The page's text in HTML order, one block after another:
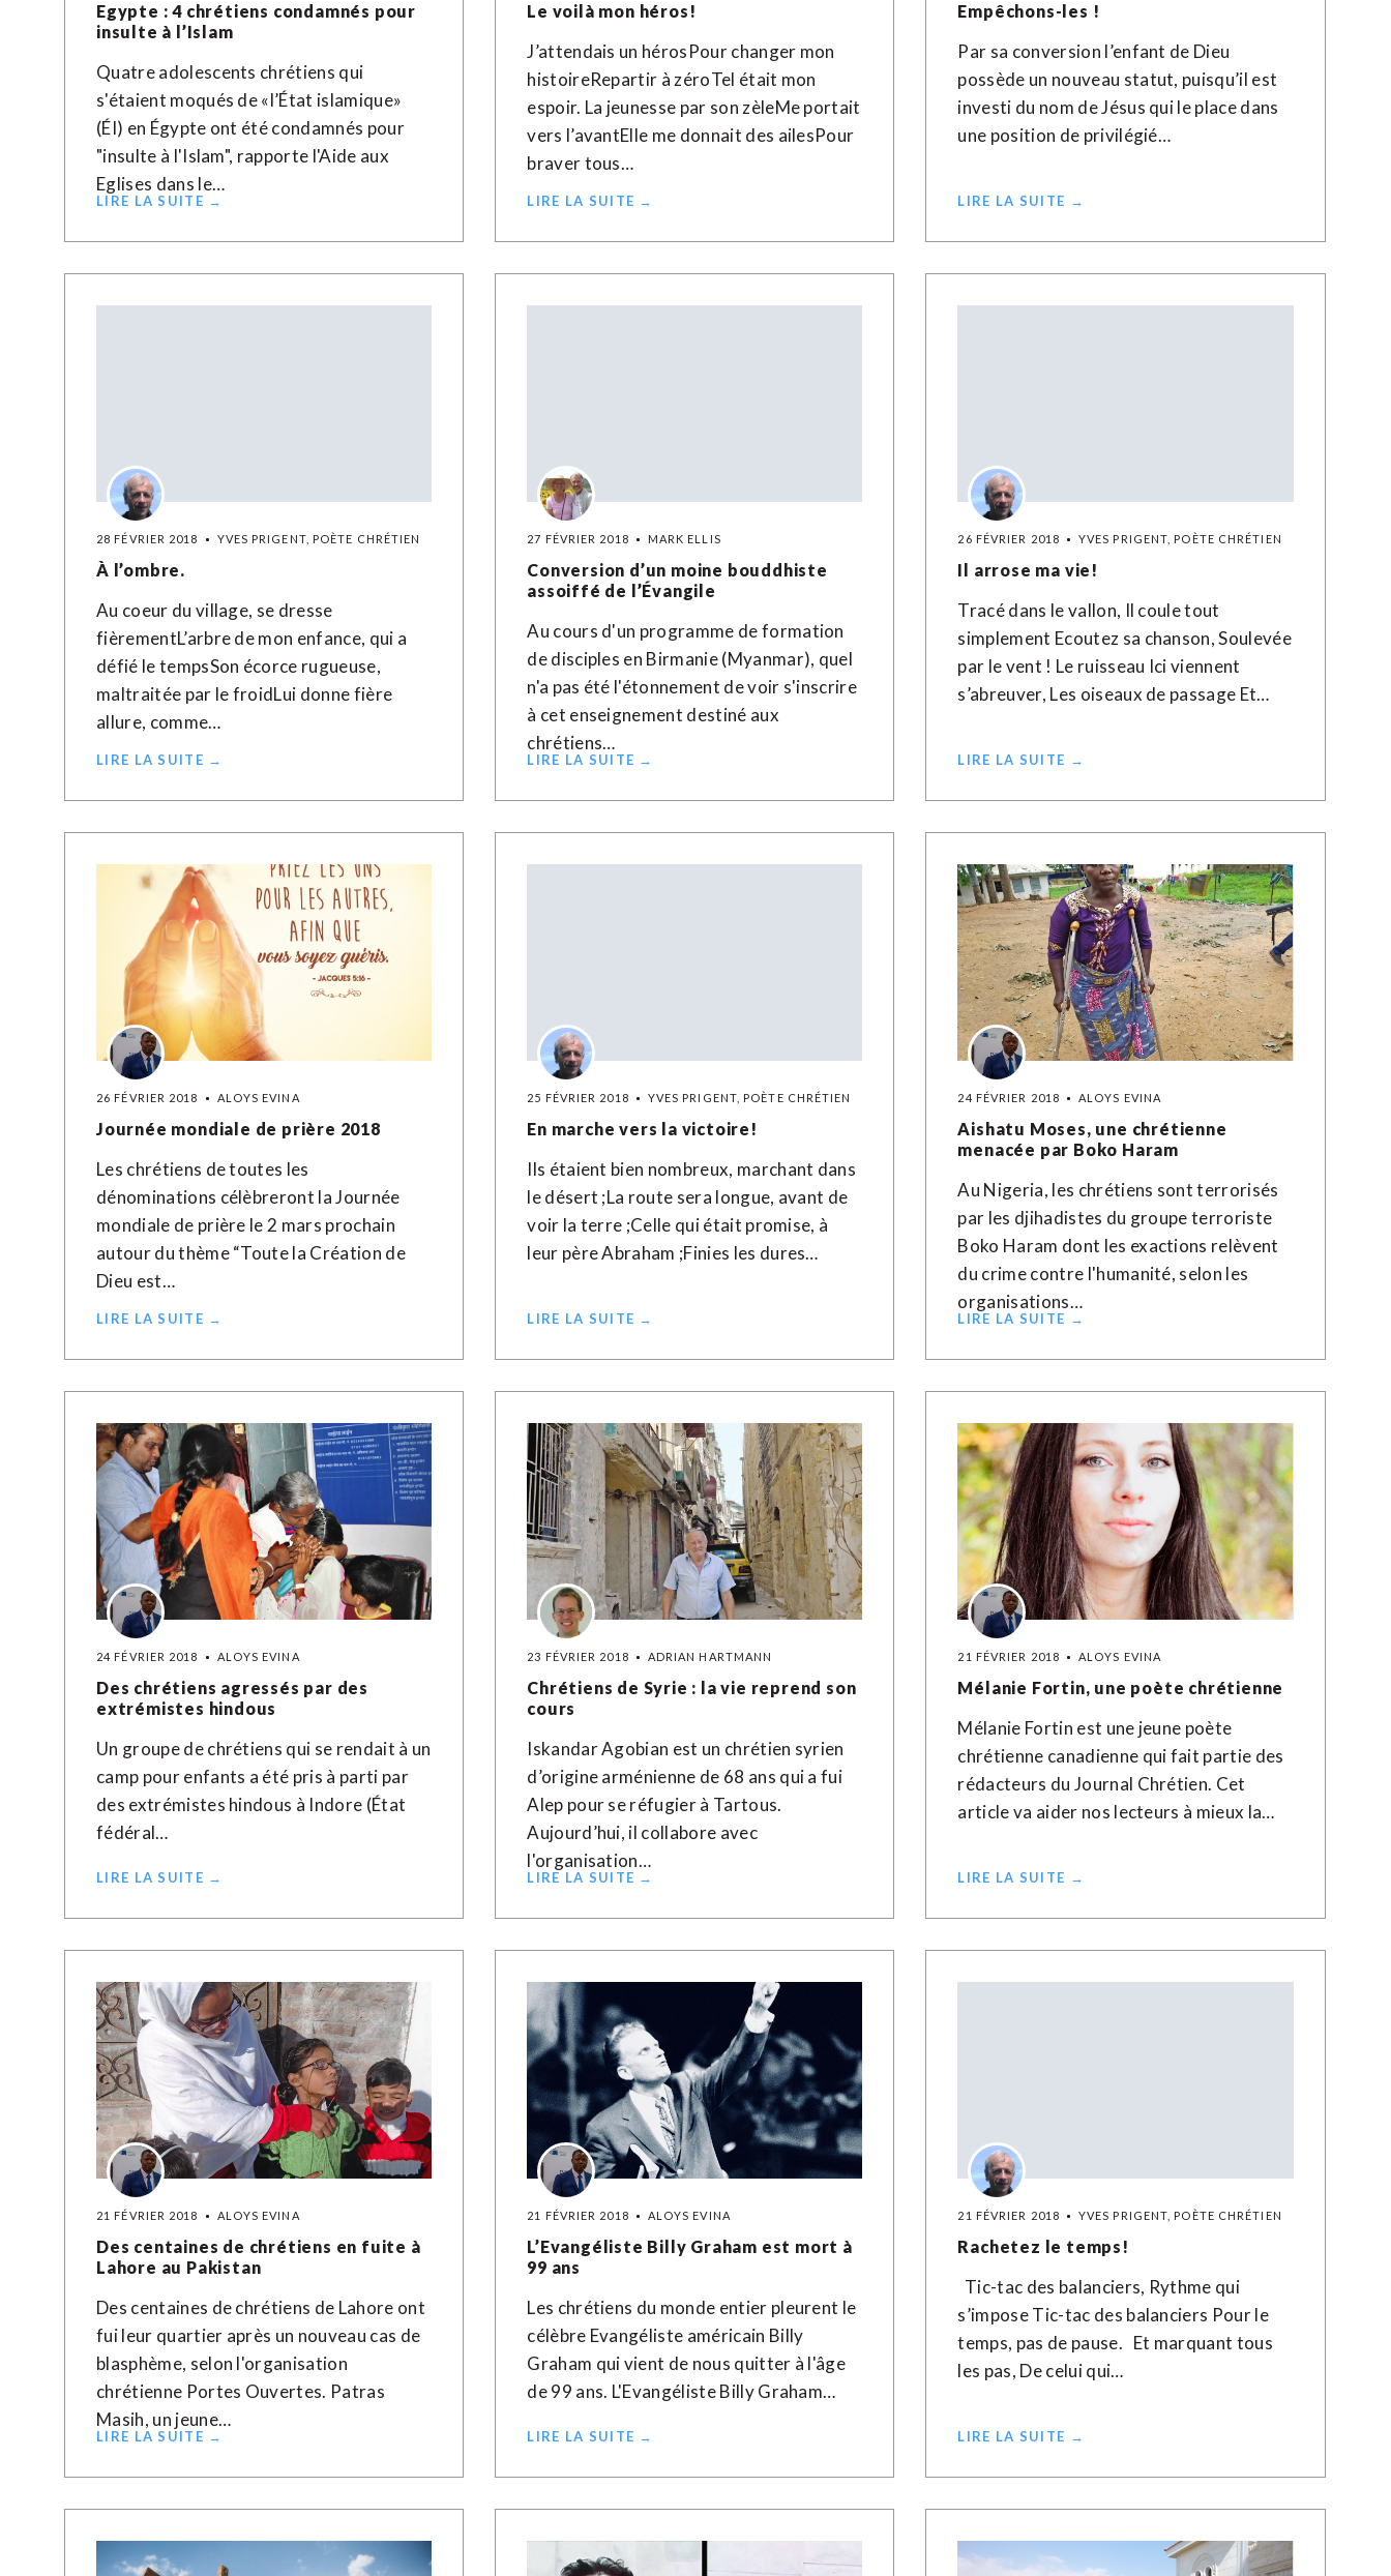
Egypte : 4 chrétiens condamnés pour
insulte à l’Islam
Quatre adolescents chrétiens qui
s'étaient moqués de «l’État islamique»
(ÉI) en Égypte ont été condamnés pour
"insulte à l'Islam", rapporte l'Aide aux
Eglises dans le…
LIRE LA SUITE →
Le voilà mon héros!
J’attendais un hérosPour changer mon
histoireRepartir à zéroTel était mon
espoir. La jeunesse par son zèleMe portait
vers l’avantElle me donnait des ailesPour
braver tous…
LIRE LA SUITE →
Empêchons-les !
Par sa conversion l’enfant de Dieu
possède un nouveau statut, puisqu’il est
investi du nom de Jésus qui le place dans
une position de privilégié…
LIRE LA SUITE →
28 FÉVRIER 2018 YVES PRIGENT, POÈTE CHRÉTIEN
À l’ombre.
Au coeur du village, se dresse
fièrementL’arbre de mon enfance, qui a
défié le tempsSon écorce rugueuse,
maltraitée par le froidLui donne fière
allure, comme…
LIRE LA SUITE →
27 FÉVRIER 2018 MARK ELLIS
Conversion d’un moine bouddhiste
assoiffé de l’Évangile
Au cours d'un programme de formation
de disciples en Birmanie (Myanmar), quel
n'a pas été l'étonnement de voir s'inscrire
à cet enseignement destiné aux
chrétiens…
LIRE LA SUITE →
26 FÉVRIER 2018 YVES PRIGENT, POÈTE CHRÉTIEN
Il arrose ma vie!
Tracé dans le vallon, Il coule tout
simplement Ecoutez sa chanson, Soulevée
par le vent ! Le ruisseau Ici viennent
s’abreuver, Les oiseaux de passage Et…
LIRE LA SUITE →
26 FÉVRIER 2018 ALOYS EVINA
Journée mondiale de prière 2018
Les chrétiens de toutes les
dénominations célèbreront la Journée
mondiale de prière le 2 mars prochain
autour du thème “Toute la Création de
Dieu est…
LIRE LA SUITE →
25 FÉVRIER 2018 YVES PRIGENT, POÈTE CHRÉTIEN
En marche vers la victoire!
Ils étaient bien nombreux, marchant dans
le désert ;La route sera longue, avant de
voir la terre ;Celle qui était promise, à
leur père Abraham ;Finies les dures…
LIRE LA SUITE →
24 FÉVRIER 2018 ALOYS EVINA
Aishatu Moses, une chrétienne
menacée par Boko Haram
Au Nigeria, les chrétiens sont terrorisés
par les djihadistes du groupe terroriste
Boko Haram dont les exactions relèvent
du crime contre l'humanité, selon les
organisations…
LIRE LA SUITE →
24 FÉVRIER 2018 ALOYS EVINA
Des chrétiens agressés par des
extrémistes hindous
Un groupe de chrétiens qui se rendait à un
camp pour enfants a été pris à parti par
des extrémistes hindous à Indore (État
fédéral…
LIRE LA SUITE →
23 FÉVRIER 2018 ADRIAN HARTMANN
Chrétiens de Syrie : la vie reprend son
cours
Iskandar Agobian est un chrétien syrien
d’origine arménienne de 68 ans qui a fui
Alep pour se réfugier à Tartous.
Aujourd’hui, il collabore avec
l'organisation…
LIRE LA SUITE →
21 FÉVRIER 2018 ALOYS EVINA
Mélanie Fortin, une poète chrétienne
Mélanie Fortin est une jeune poète
chrétienne canadienne qui fait partie des
rédacteurs du Journal Chrétien. Cet
article va aider nos lecteurs à mieux la…
LIRE LA SUITE →
21 FÉVRIER 2018 ALOYS EVINA
Des centaines de chrétiens en fuite à
Lahore au Pakistan
Des centaines de chrétiens de Lahore ont
fui leur quartier après un nouveau cas de
blasphème, selon l'organisation
chrétienne Portes Ouvertes. Patras
Masih, un jeune…
LIRE LA SUITE →
21 FÉVRIER 2018 ALOYS EVINA
L’Evangéliste Billy Graham est mort à
99 ans
Les chrétiens du monde entier pleurent le
célèbre Evangéliste américain Billy
Graham qui vient de nous quitter à l'âge
de 99 ans. L'Evangéliste Billy Graham…
LIRE LA SUITE →
21 FÉVRIER 2018 YVES PRIGENT, POÈTE CHRÉTIEN
Rachetez le temps!
Tic-tac des balanciers, Rythme qui
s’impose Tic-tac des balanciers Pour le
temps, pas de pause. Et marquant tous
les pas, De celui qui…
LIRE LA SUITE →